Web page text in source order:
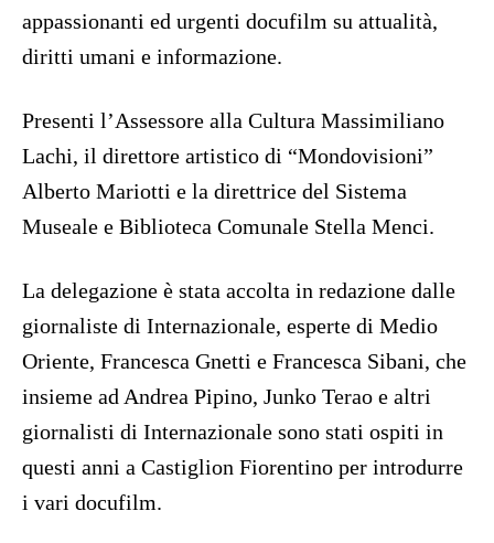
appassionanti ed urgenti docufilm su attualità,
diritti umani e informazione.
Presenti l’Assessore alla Cultura Massimiliano
Lachi, il direttore artistico di “Mondovisioni”
Alberto Mariotti e la direttrice del Sistema
Museale e Biblioteca Comunale Stella Menci.
La delegazione è stata accolta in redazione dalle
giornaliste di Internazionale, esperte di Medio
Oriente, Francesca Gnetti e Francesca Sibani, che
insieme ad Andrea Pipino, Junko Terao e altri
giornalisti di Internazionale sono stati ospiti in
questi anni a Castiglion Fiorentino per introdurre
i vari docufilm.